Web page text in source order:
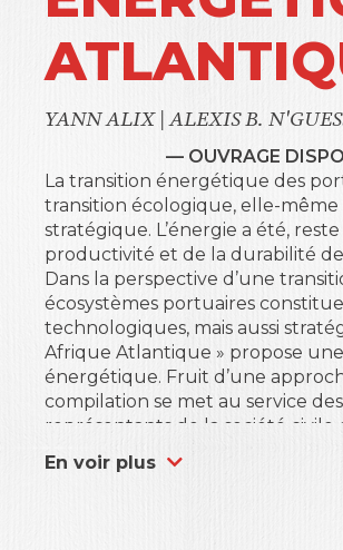
YANN ALIX |ALEXIS B.
— OUVRAGE
La transition énergétique des
transition écologique, elle-
stratégique. L’énergie a été,
productivité et de la durabilité
Dans la perspective d’une
écosystèmes portuaires
technologiques, mais aussi
Afrique Atlantique » propose
énergétique. Fruit d’une
compilation se met au service
représentants de la société
transitions.
En voir plus